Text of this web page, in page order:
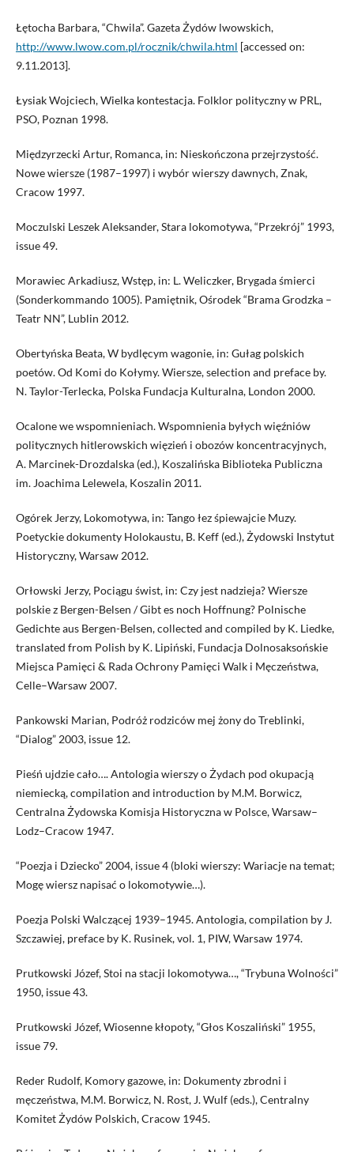
Łętocha Barbara, “Chwila”. Gazeta Żydów lwowskich,
http://www.lwow.com.pl/rocznik/chwila.html [accessed on:
9.11.2013].
Łysiak Wojciech, Wielka kontestacja. Folklor polityczny w PRL,
PSO, Poznan 1998.
Międzyrzecki Artur, Romanca, in: Nieskończona przejrzystość.
Nowe wiersze (1987–1997) i wybór wierszy dawnych, Znak,
Cracow 1997.
Moczulski Leszek Aleksander, Stara lokomotywa, “Przekrój” 1993,
issue 49.
Morawiec Arkadiusz, Wstęp, in: L. Weliczker, Brygada śmierci
(Sonderkommando 1005). Pamiętnik, Ośrodek “Brama Grodzka –
Teatr NN”, Lublin 2012.
Obertyńska Beata, W bydlęcym wagonie, in: Gułag polskich
poetów. Od Komi do Kołymy. Wiersze, selection and preface by.
N. Taylor-Terlecka, Polska Fundacja Kulturalna, London 2000.
Ocalone we wspomnieniach. Wspomnienia byłych więźniów
politycznych hitlerowskich więzień i obozów koncentracyjnych,
A. Marcinek-Drozdalska (ed.), Koszalińska Biblioteka Publiczna
im. Joachima Lelewela, Koszalin 2011.
Ogórek Jerzy, Lokomotywa, in: Tango łez śpiewajcie Muzy.
Poetyckie dokumenty Holokaustu, B. Keff (ed.), Żydowski Instytut
Historyczny, Warsaw 2012.
Orłowski Jerzy, Pociągu świst, in: Czy jest nadzieja? Wiersze
polskie z Bergen-Belsen / Gibt es noch Hoffnung? Polnische
Gedichte aus Bergen-Belsen, collected and compiled by K. Liedke,
translated from Polish by K. Lipiński, Fundacja Dolnosaksońskie
Miejsca Pamięci & Rada Ochrony Pamięci Walk i Męczeństwa,
Celle–Warsaw 2007.
Pankowski Marian, Podróż rodziców mej żony do Treblinki,
“Dialog” 2003, issue 12.
Pieśń ujdzie cało…. Antologia wierszy o Żydach pod okupacją
niemiecką, compilation and introduction by M.M. Borwicz,
Centralna Żydowska Komisja Historyczna w Polsce, Warsaw–
Lodz–Cracow 1947.
“Poezja i Dziecko” 2004, issue 4 (bloki wierszy: Wariacje na temat;
Mogę wiersz napisać o lokomotywie…).
Poezja Polski Walczącej 1939–1945. Antologia, compilation by J.
Szczawiej, preface by K. Rusinek, vol. 1, PIW, Warsaw 1974.
Prutkowski Józef, Stoi na stacji lokomotywa…, “Trybuna Wolności”
1950, issue 43.
Prutkowski Józef, Wiosenne kłopoty, “Głos Koszaliński” 1955,
issue 79.
Reder Rudolf, Komory gazowe, in: Dokumenty zbrodni i
męczeństwa, M.M. Borwicz, N. Rost, J. Wulf (eds.), Centralny
Komitet Żydów Polskich, Cracow 1945.